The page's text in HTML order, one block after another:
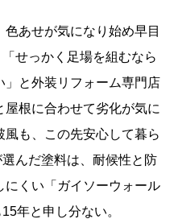
あせが気になり始め早目
せっかく足場を組むなら
と外装リフォーム専門店
根に合わせて劣化が気に
も、この先安心して暮ら
んだ塗料は、耐候性と防
くい「ガイソーウォール
年と申し分ない。